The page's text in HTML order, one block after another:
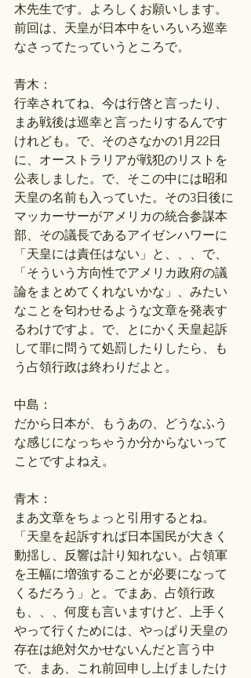
木先生です。よろしくお願いします。
前回は、天皇が日本中をいろいろ巡幸
なさってたっていうところで。
青木：
行幸されてね、今は行啓と言ったり、
まあ戦後は巡幸と言ったりするんです
けれども。で、そのさなかの1月22日
に、オーストラリアが戦犯のリストを
公表しました。で、そこの中には昭和
天皇の名前も入っていた。その3日後に
マッカーサーがアメリカの統合参謀本
部、その議長であるアイゼンハワーに
「天皇には責任はない」と、、、で、
「そういう方向性でアメリカ政府の議
論をまとめてくれないかな」、みたい
なことを匂わせるような文章を発表す
るわけですよ。で、とにかく天皇起訴
して罪に問うて処罰したりしたら、も
う占領行政は終わりだよと。
中島：
だから日本が、もうあの、どうなふう
な感じになっちゃうか分からないって
ことですよねえ。
青木：
まあ文章をちょっと引用するとね。
「天皇を起訴すれば日本国民が大きく
動揺し、反響は計り知れない。占領軍
を王幅に増強することが必要になって
くるだろう」と。でまあ、占領行政
も、、、何度も言いますけど、上手く
やって行くためには、やっぱり天皇の
存在は絶対欠かせないんだと言う中
で、まあ、これ前回申し上げましたけ